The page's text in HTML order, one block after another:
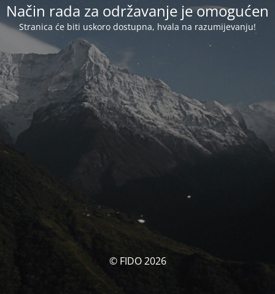
Način rada za održavanje je omogućen
Stranica će biti uskoro dostupna, hvala na razumijevanju!
© FIDO 2026